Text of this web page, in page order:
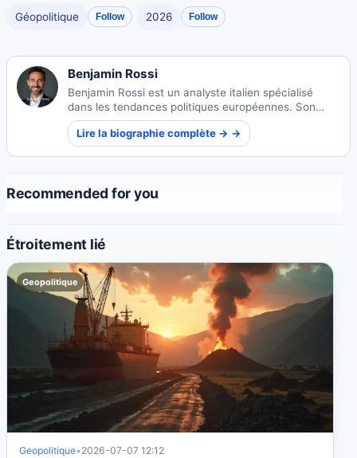
Géopolitique Follow 2026 Follow
Benjamin Rossi
Benjamin Rossi est un analyste italien spécialisé
dans les tendances politiques européennes. Son
suivi perspicace des changements continentaux
offre des perspectives uniques sur la gouvernance et
la société.
Lire la biographie complète → →
Recommended for you
Étroitement lié
Geopolitique
Geopolitique• 2026-07-07 12:12